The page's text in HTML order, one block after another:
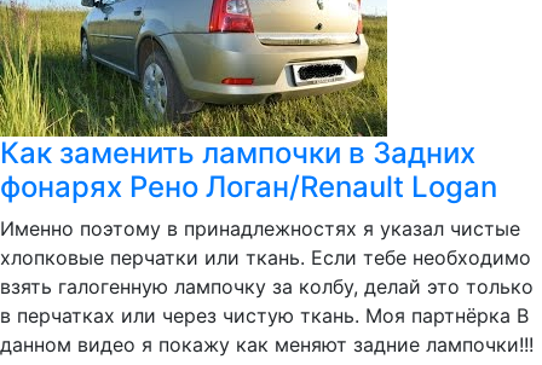
Как заменить лампочки в Задних
фонарях Рено Логан/Renault Logan
Именно поэтому в принадлежностях я указал чистые
хлопковые перчатки или ткань. Если тебе необходимо
взять галогенную лампочку за колбу, делай это только
в перчатках или через чистую ткань. Моя партнёрка В
данном видео я покажу как меняют задние лампочки!!!